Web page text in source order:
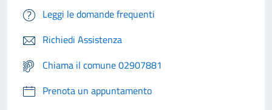
Leggi le domande frequenti
Richiedi Assistenza
Chiama il comune 02907881
Prenota un appuntamento